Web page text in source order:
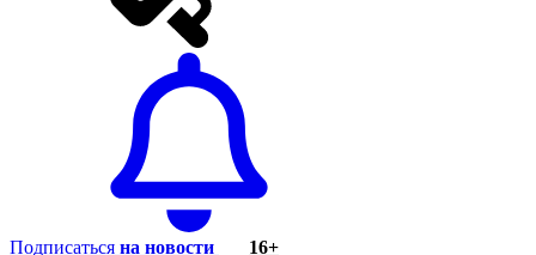
Подписаться на новости
16+